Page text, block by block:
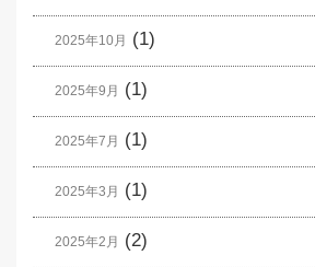
2025年10月 (1)
2025年9月 (1)
2025年7月 (1)
2025年3月 (1)
2025年2月 (2)